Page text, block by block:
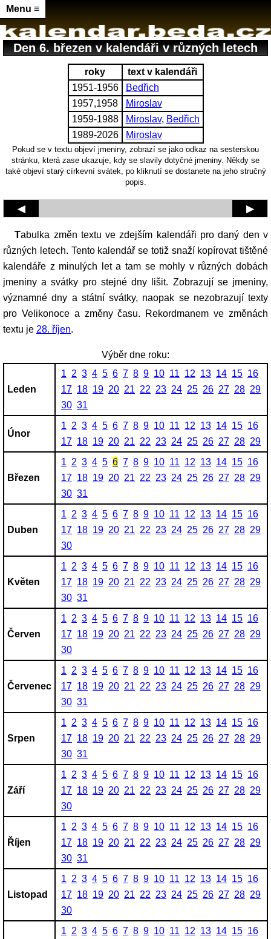
Menu ≡
Den 6. březen v kalendáři v různých letech
roky
text v kalendáři
1951-1956
Bedřich
1957,1958
Miroslav
1959-1988
Miroslav, Bedřich
1989-2026
Miroslav
Pokud se v textu objeví jmeniny, zobrazí se jako odkaz na sesterskou
stránku, která zase ukazuje, kdy se slavily dotyčné jmeniny. Někdy se
také objeví starý církevní svátek, po kliknutí se dostanete na jeho stručný
popis.
◀ ▶
Tabulka změn textu ve zdejším kalendáři pro daný den v
různých letech. Tento kalendář se totiž snaží kopírovat tištěné
kalendáře z minulých let a tam se mohly v různých dobách
jmeniny a svátky pro stejné dny lišit. Zobrazují se jmeniny,
významné dny a státní svátky, naopak se nezobrazují texty
pro Velikonoce a změny času. Rekordmanem ve změnách
textu je 28. říjen.
Výběr dne roku:
Leden
1 2 3 4 5 6 7 8 9 10 11 12 13 14 15 16
17 18 19 20 21 22 23 24 25 26 27 28 29
30 31
Únor
1 2 3 4 5 6 7 8 9 10 11 12 13 14 15 16
17 18 19 20 21 22 23 24 25 26 27 28 29
Březen
1 2 3 4 5 6 7 8 9 10 11 12 13 14 15 16
17 18 19 20 21 22 23 24 25 26 27 28 29
30 31
Duben
1 2 3 4 5 6 7 8 9 10 11 12 13 14 15 16
17 18 19 20 21 22 23 24 25 26 27 28 29
30
Květen
1 2 3 4 5 6 7 8 9 10 11 12 13 14 15 16
17 18 19 20 21 22 23 24 25 26 27 28 29
30 31
Červen
1 2 3 4 5 6 7 8 9 10 11 12 13 14 15 16
17 18 19 20 21 22 23 24 25 26 27 28 29
30
Červenec
1 2 3 4 5 6 7 8 9 10 11 12 13 14 15 16
17 18 19 20 21 22 23 24 25 26 27 28 29
30 31
Srpen
1 2 3 4 5 6 7 8 9 10 11 12 13 14 15 16
17 18 19 20 21 22 23 24 25 26 27 28 29
30 31
Září
1 2 3 4 5 6 7 8 9 10 11 12 13 14 15 16
17 18 19 20 21 22 23 24 25 26 27 28 29
30
Říjen
1 2 3 4 5 6 7 8 9 10 11 12 13 14 15 16
17 18 19 20 21 22 23 24 25 26 27 28 29
30 31
Listopad
1 2 3 4 5 6 7 8 9 10 11 12 13 14 15 16
17 18 19 20 21 22 23 24 25 26 27 28 29
30
1 2 3 4 5 6 7 8 9 10 11 12 13 14 15 16